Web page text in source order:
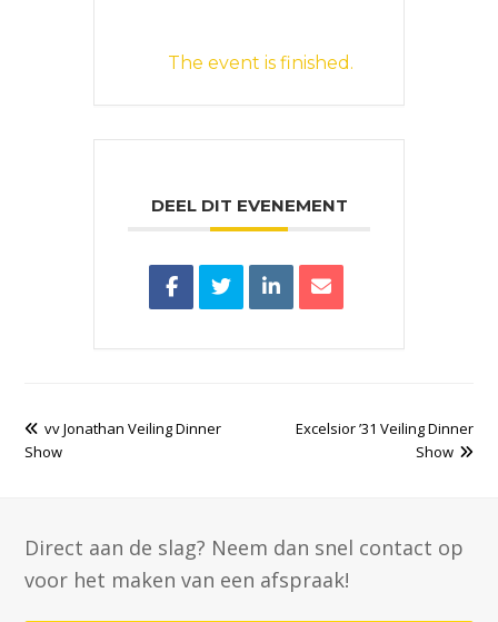
The event is finished.
DEEL DIT EVENEMENT
previous
post:
vv Jonathan Veiling Dinner
Show
next
Excelsior ’31 Veiling Dinner
Show
Direct aan de slag? Neem dan snel contact op
voor het maken van een afspraak!